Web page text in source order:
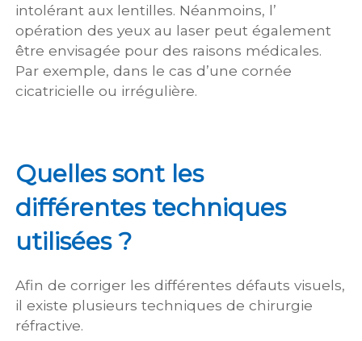
intolérant aux lentilles. Néanmoins, l’
opération des yeux au laser peut également
être envisagée pour des raisons médicales.
Par exemple, dans le cas d’une cornée
cicatricielle ou irrégulière.
Quelles sont les
différentes techniques
utilisées ?
Afin de corriger les différentes défauts visuels,
il existe plusieurs techniques de chirurgie
réfractive.